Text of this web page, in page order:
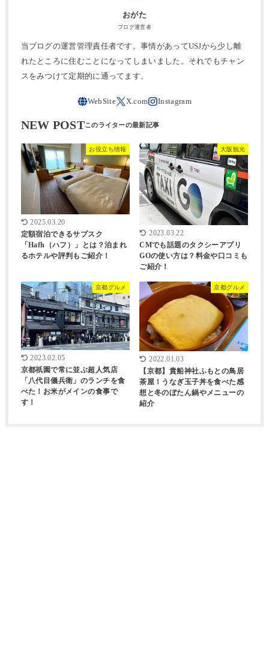
おがた
ブログ運営者
当ブログの運営管理責任者です。事情があってUSJから少し離
れたところに住むことになってしまいました。それでもチャン
スをみつけて定期的に通ってます。
NEW POST
お役立ち情報
2025.03.20
定額宿泊できるサブスク
「Hafh（ハフ）」とは？泊まれ
るホテルや評判もご紹介！
大阪観光
2023.03.22
CMでも話題のタクシーアプリ
GOの使い方は？料金や口コミも
ご紹介！
京都グルメ
2023.02.05
京都祇園で常に並ぶ超人気店
「八代目儀兵衛」のランチを食
べた！お米がメインの食事で
す！
京都グルメ
2022.01.03
【京都】貴船神社ふもとの鳥居
茶屋！うなぎ玉子丼を食べた感
想と冬のぼたん鍋やメニューの
紹介